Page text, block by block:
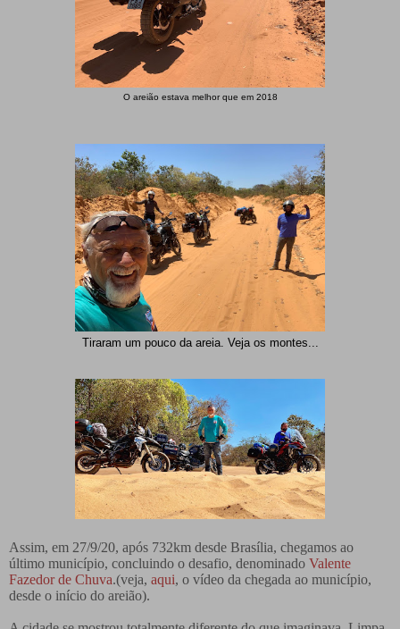
O areião estava melhor que em 2018
Tiraram um pouco da areia. Veja os montes...
Assim, em 27/9/20, após 732km desde Brasília, chegamos ao
último município, concluindo o desafio, denominado Valente
Fazedor de Chuva.(veja, aqui, o vídeo da chegada ao município,
desde o início do areião).